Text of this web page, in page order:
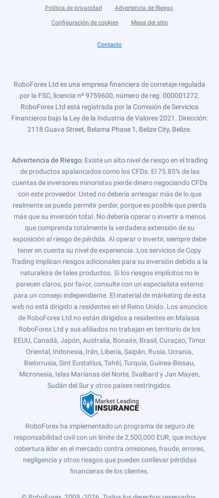
Política de privacidad Advertencia de Riesgo
Configuración de cookies Mapa del sitio
Contacto
RoboForex Ltd es una empresa financiera de corretaje regulada
por la FSC, licencia nº 9759600, número de reg. 000001272.
RoboForex Ltd está registrada por la Comisión de Servicios
Financieros bajo la Ley de la Industria de Valores 2021. Dirección:
2118 Guava Street, Belama Phase 1, Belize City, Belize.
Advertencia de Riesgo: Existe un alto nivel de riesgo en el trading
de productos apalancados como los CFDs. El 75.85% de las
cuentas de inversores minoristas pierde dinero negociando CFDs
con este proveedor. Usted no debería arriesgar más de lo que
realmente se pueda permitir perder, porque es posible que pierda
más que su inversión total. No debería operar o invertir a menos
que comprenda totalmente la verdadera extensión de su
exposición al riesgo de pérdida. Al operar o invertir, siempre debe
tener en cuenta su nivel de experiencia. Los servicios de Copy
Trading implican riesgos adicionales para su inversión debido a la
naturaleza de tales productos. Si los riesgos implícitos no le
parecen claros, por favor, consulte con un especialista externo
para un consejo independiente. El material de márketing de esta
web no está dirigido a residentes en el Reino Unido. Los anuncios
de RoboForex Ltd no están dirigidos a residentes en Malasia.
RoboForex Ltd y sus afiliados no trabajan en territorio de los
EEUU, Canadá, Japón, Australia, Bonaire, Brasil, Curaçao, Timor
Oriental, Indonesia, Irán, Liberia, Saipán, Rusia, Ucrania,
Bielorrusia, Sint Eustatius, Tahití, Turquía, Guinea-Bissau,
Micronesia, Islas Marianas del Norte, Svalbard y Jan Mayen,
Sudán del Sur y otros países restringidos.
RoboForex ha implementado un programa de seguro de
responsabilidad civil con un límite de 2,500,000 EUR, que incluye
cobertura líder en el mercado contra omisiones, fraude, errores,
negligencia y otros riesgos que pueden conllevar pérdidas
financieras de los clientes.